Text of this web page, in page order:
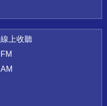
線上收聽
FM
AM